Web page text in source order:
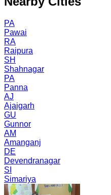
PA
Pawai
RA
Raipura
SH
Shahnagar
PA
Panna
AJ
Ajaigarh
GU
Gunnor
AM
Amanganj
DE
Devendranagar
SI
Simariya